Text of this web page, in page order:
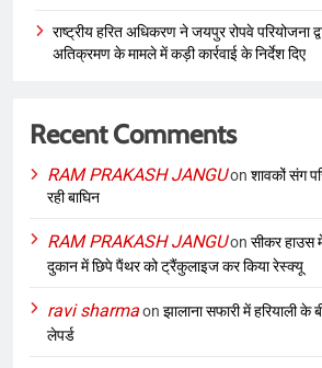
राष्ट्रीय हरित अधिकरण ने जयपुर रोपवे परियोजना
अतिक्रमण के मामले में कड़ी कार्रवाई के निर्देश दिए
Recent Comments
RAM PRAKASH JANGUon शावकों संग
रही बाघिन
RAM PRAKASH JANGUon सीकर हाउस
दुकान में छिपे पैंथर को ट्रैंकुलाइज कर किया रेस्क्यू
ravi sharmaon झालाना सफारी में हरियाली के
लेपर्ड